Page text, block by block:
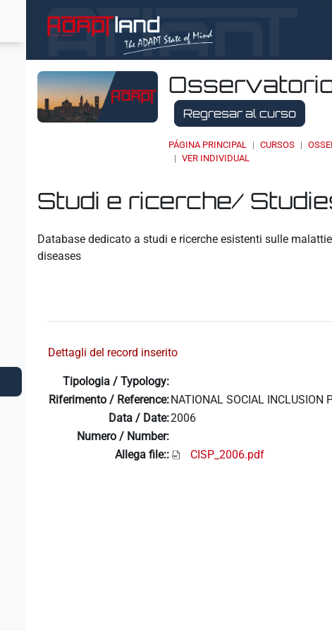
Regresar al curso
PÁGINA PRINCIPAL CURSOS
VER INDIVIDUAL
Studi e ricerche/
Database dedicato a studi e ricerche esistenti sulle
diseases
Dettagli del record inserito
Tipologia / Typology:
Riferimento / Reference:NATIONAL SOCIAL
Data / Date:2006
Numero / Number:
Allega file::
CISP_2006.pdf